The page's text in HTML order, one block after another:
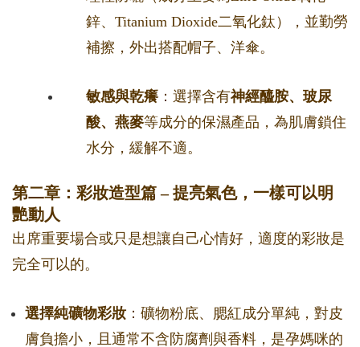
鋅、Titanium Dioxide二氧化鈦），並勤勞
補擦，外出搭配帽子、洋傘。
敏感與乾癢 ：選擇含有神經醯胺、玻尿
酸、燕麥等成分的保濕產品，為肌膚鎖住
水分，緩解不適。
第二章：彩妝造型篇 – 提亮氣色，一樣可以明
艷動人
出席重要場合或只是想讓自己心情好，適度的彩妝是
完全可以的。
選擇純礦物彩妝 ：礦物粉底、腮紅成分單純，對皮
膚負擔小，且通常不含防腐劑與香料，是孕媽咪的